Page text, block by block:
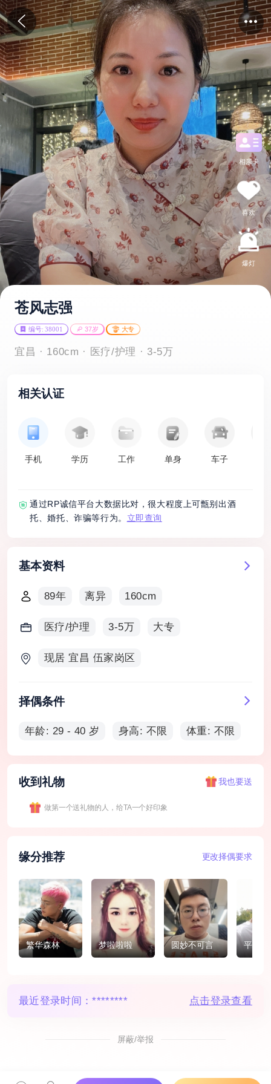
相亲卡
喜欢
爆灯
苍风志强
编号: 38001 37岁 大专
宜昌 · 160cm · 医疗/护理 · 3-5万
相关认证
手机 学历 工作 单身 车子
通过RP诚信平台大数据比对，很大程度上可甑别出酒
托、婚托、诈骗等行为。 立即查询
基本资料
89年 离异 160cm
医疗/护理 3-5万 大专
现居 宜昌 伍家岗区
择偶条件
年龄: 29 - 40 岁 身高: 不限 体重: 不限
收到礼物 我也要送
做第一个送礼物的人，给TA一个好印象
缘分推荐 更改择偶要求
繁华森林 梦啦啦啦 圆妙不可言 平安幸
最近登录时间：******** 点击登录查看
屏蔽/举报